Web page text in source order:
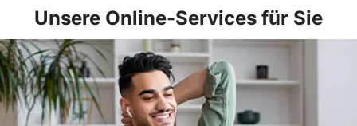
Unsere Online-Services für Sie